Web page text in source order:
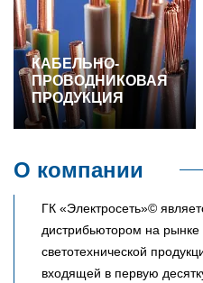
КАБЕЛЬНО-
ПРОВОДНИКОВАЯ
ПРОДУКЦИЯ
О компании
ГК «Электросеть»©
дистрибьютором на рынке
светотехнической
входящей в первую